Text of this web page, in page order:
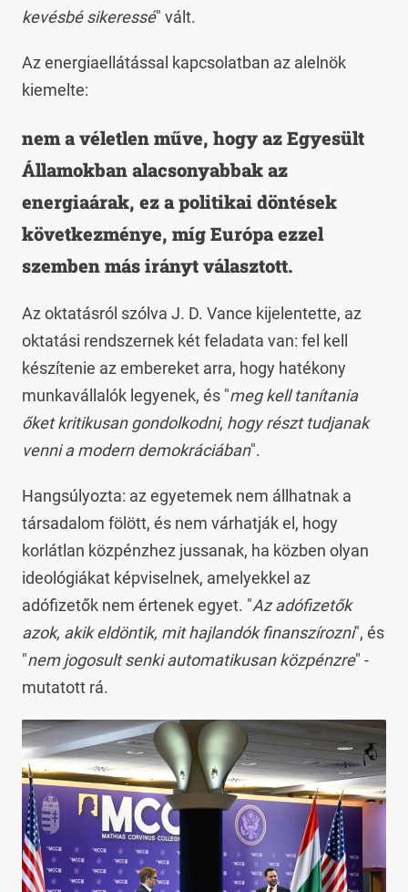
kevésbé sikeressé" vált.
Az energiaellátással kapcsolatban az alelnök
kiemelte:
nem a véletlen műve, hogy az Egyesült
Államokban alacsonyabbak az
energiaárak, ez a politikai döntések
következménye, míg Európa ezzel
szemben más irányt választott.
Az oktatásról szólva J. D. Vance kijelentette, az
oktatási rendszernek két feladata van: fel kell
készítenie az embereket arra, hogy hatékony
munkavállalók legyenek, és "meg kell tanítania
őket kritikusan gondolkodni, hogy részt tudjanak
venni a modern demokráciában".
Hangsúlyozta: az egyetemek nem állhatnak a
társadalom fölött, és nem várhatják el, hogy
korlátlan közpénzhez jussanak, ha közben olyan
ideológiákat képviselnek, amelyekkel az
adófizetők nem értenek egyet. "Az adófizetők
azok, akik eldöntik, mit hajlandók finanszírozni", és
"nem jogosult senki automatikusan közpénzre" -
mutatott rá.